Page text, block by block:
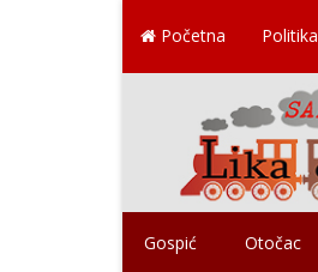
Početna Politika
Gospić Otočac